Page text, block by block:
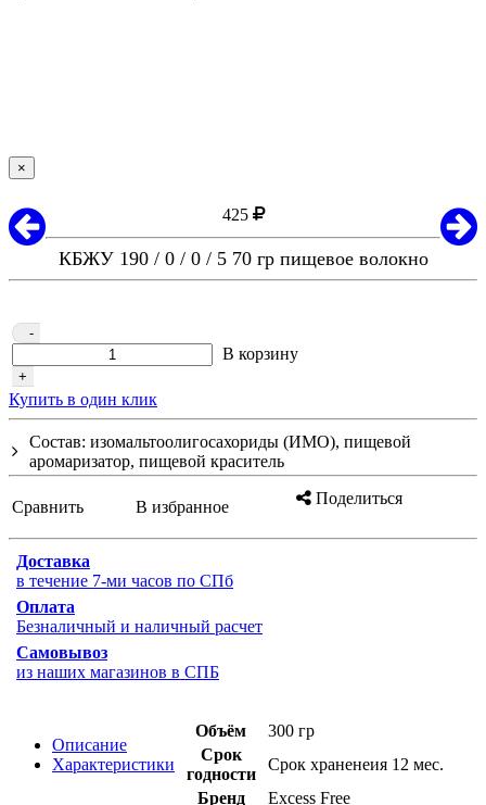
×
425
КБЖУ 190 / 0 / 0 / 5 70 гр пищевое волокно
-
+
В корзину
Купить в один клик
Состав: изомальтоолигосахориды (ИМО), пищевой
аромаризатор, пищевой краситель
Сравнить В избранное Поделиться
Доставка
в течение 7-ми часов по СПб
Оплата
Безналичный и наличный расчет
Самовывоз
из наших магазинов в СПБ
Описание
Характеристики
Объём
300 гр
Срок
годности
Срок храненеия 12 мес.
Бренд
Excess Free